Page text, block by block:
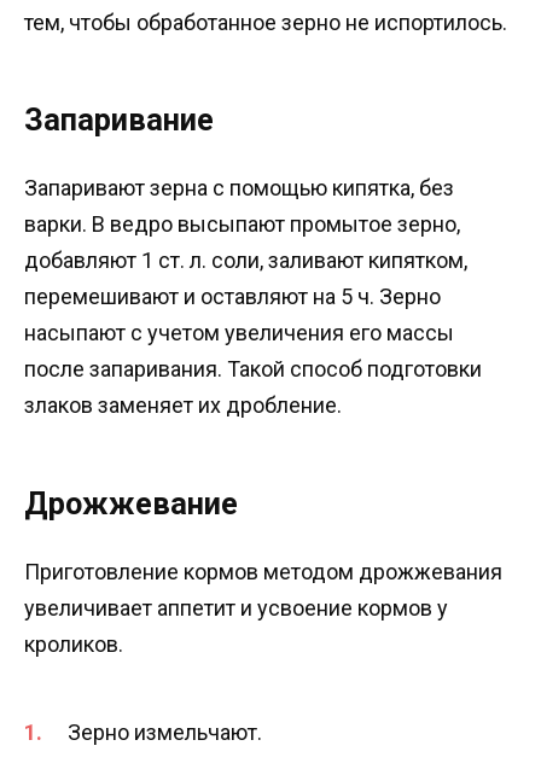
тем, чтобы обработанное зерно не испортилось.
Запаривание
Запаривают зерна с помощью кипятка, без
варки. В ведро высыпают промытое зерно,
добавляют 1 ст. л. соли, заливают кипятком,
перемешивают и оставляют на 5 ч. Зерно
насыпают с учетом увеличения его массы
после запаривания. Такой способ подготовки
злаков заменяет их дробление.
Дрожжевание
Приготовление кормов методом дрожжевания
увеличивает аппетит и усвоение кормов у
кроликов.
Зерно измельчают.